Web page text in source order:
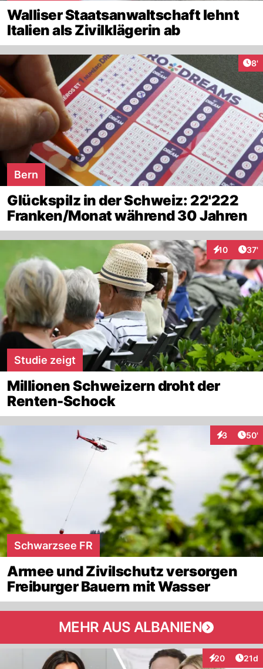
Walliser Staatsanwaltschaft lehnt
Italien als Zivilklägerin ab
8'
Bern
Glückspilz in der Schweiz: 22'222
Franken/Monat während 30 Jahren
10
Interaktionen
37'
Studie zeigt
Millionen Schweizern droht der
Renten-Schock
3 50'
Schwarzsee FR
Armee und Zivilschutz versorgen
Freiburger Bauern mit Wasser
MEHR AUS ALBANIEN
20
Interaktionen
21d